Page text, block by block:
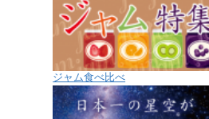
ジャム食べ比べ